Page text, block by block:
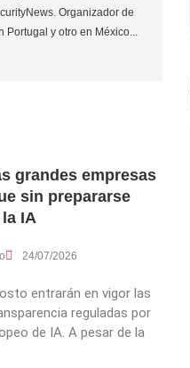
Organizador de
y otro en México...
grandes empresas
sin prepararse
IA
24/07/2026
entrarán en vigor las
reguladas por
de IA. A pesar de la